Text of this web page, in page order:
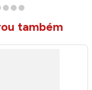
também